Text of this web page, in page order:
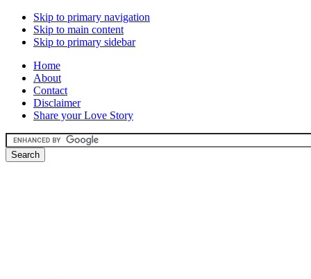
Skip to primary navigation
Skip to main content
Skip to primary sidebar
Home
About
Contact
Disclaimer
Share your Love Story